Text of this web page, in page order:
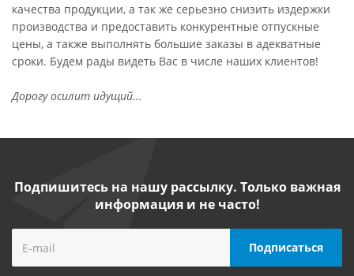
качества продукции, а так же серьезно снизить издержки
производства и предоставить конкурентные отпускные
цены, а также выполнять большие заказы в адекватные
сроки. Будем рады видеть Вас в числе наших клиентов!
Дорогу осилит идущий...
Подпишитесь на нашу рассылку. Только важная
информация и не часто!